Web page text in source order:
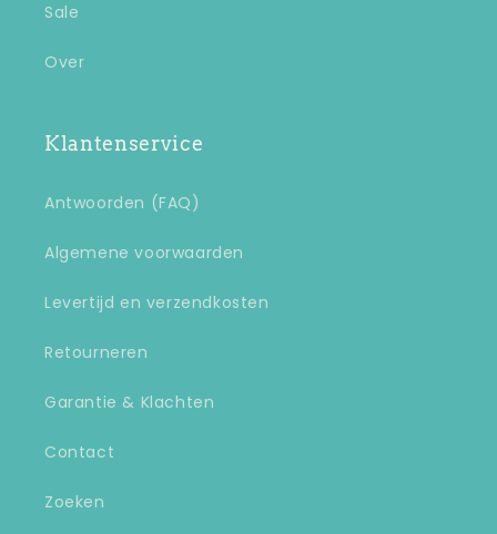
Sale
Over
Klantenservice
Antwoorden (FAQ)
Algemene voorwaarden
Levertijd en verzendkosten
Retourneren
Garantie & Klachten
Contact
Zoeken